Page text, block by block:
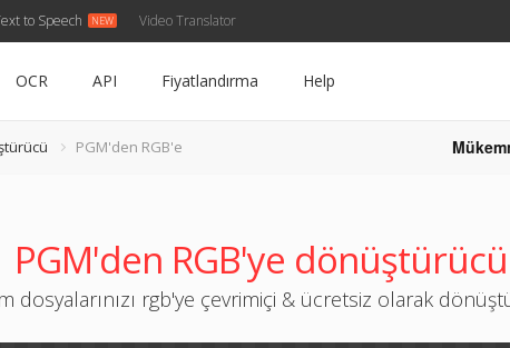
to Speech Video Translator
OCR API Fiyatlandırma Help
PGM'den RGB'e
PGM'den RGB'ye dönüştürücü
dosyalarınızı rgb'ye çevrimiçi & ücretsiz olarak